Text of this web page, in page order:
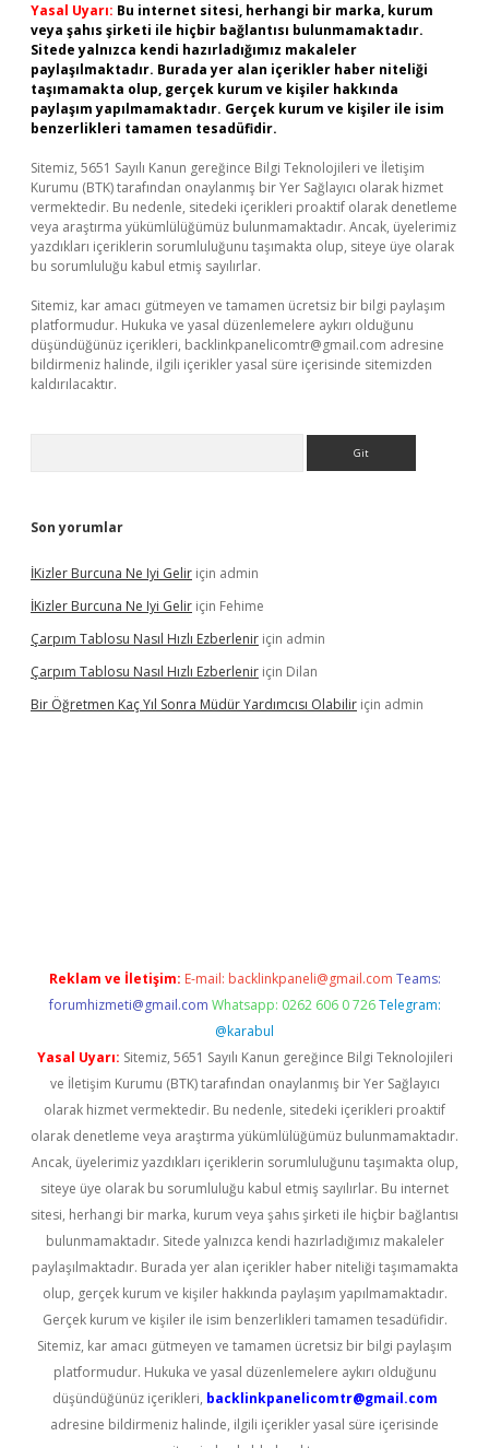
Yasal Uyarı: Bu internet sitesi, herhangi bir marka, kurum
veya şahıs şirketi ile hiçbir bağlantısı bulunmamaktadır.
Sitede yalnızca kendi hazırladığımız makaleler
paylaşılmaktadır. Burada yer alan içerikler haber niteliği
taşımamakta olup, gerçek kurum ve kişiler hakkında
paylaşım yapılmamaktadır. Gerçek kurum ve kişiler ile isim
benzerlikleri tamamen tesadüfidir.
Sitemiz, 5651 Sayılı Kanun gereğince Bilgi Teknolojileri ve İletişim
Kurumu (BTK) tarafından onaylanmış bir Yer Sağlayıcı olarak hizmet
vermektedir. Bu nedenle, sitedeki içerikleri proaktif olarak denetleme
veya araştırma yükümlülüğümüz bulunmamaktadır. Ancak, üyelerimiz
yazdıkları içeriklerin sorumluluğunu taşımakta olup, siteye üye olarak
bu sorumluluğu kabul etmiş sayılırlar.
Sitemiz, kar amacı gütmeyen ve tamamen ücretsiz bir bilgi paylaşım
platformudur. Hukuka ve yasal düzenlemelere aykırı olduğunu
düşündüğünüz içerikleri, backlinkpanelicomtr@gmail.com adresine
bildirmeniz halinde, ilgili içerikler yasal süre içerisinde sitemizden
kaldırılacaktır.
Son yorumlar
İKizler Burcuna Ne Iyi Gelir için admin
İKizler Burcuna Ne Iyi Gelir için Fehime
Çarpım Tablosu Nasıl Hızlı Ezberlenir için admin
Çarpım Tablosu Nasıl Hızlı Ezberlenir için Dilan
Bir Öğretmen Kaç Yıl Sonra Müdür Yardımcısı Olabilir için admin
Reklam ve İletişim: E-mail: backlinkpaneli@gmail.com Teams:
forumhizmeti@gmail.com Whatsapp: 0262 606 0 726 Telegram:
@karabul
Yasal Uyarı: Sitemiz, 5651 Sayılı Kanun gereğince Bilgi Teknolojileri
ve İletişim Kurumu (BTK) tarafından onaylanmış bir Yer Sağlayıcı
olarak hizmet vermektedir. Bu nedenle, sitedeki içerikleri proaktif
olarak denetleme veya araştırma yükümlülüğümüz bulunmamaktadır.
Ancak, üyelerimiz yazdıkları içeriklerin sorumluluğunu taşımakta olup,
siteye üye olarak bu sorumluluğu kabul etmiş sayılırlar. Bu internet
sitesi, herhangi bir marka, kurum veya şahıs şirketi ile hiçbir bağlantısı
bulunmamaktadır. Sitede yalnızca kendi hazırladığımız makaleler
paylaşılmaktadır. Burada yer alan içerikler haber niteliği taşımamakta
olup, gerçek kurum ve kişiler hakkında paylaşım yapılmamaktadır.
Gerçek kurum ve kişiler ile isim benzerlikleri tamamen tesadüfidir.
Sitemiz, kar amacı gütmeyen ve tamamen ücretsiz bir bilgi paylaşım
platformudur. Hukuka ve yasal düzenlemelere aykırı olduğunu
düşündüğünüz içerikleri, backlinkpanelicomtr@gmail.com
adresine bildirmeniz halinde, ilgili içerikler yasal süre içerisinde